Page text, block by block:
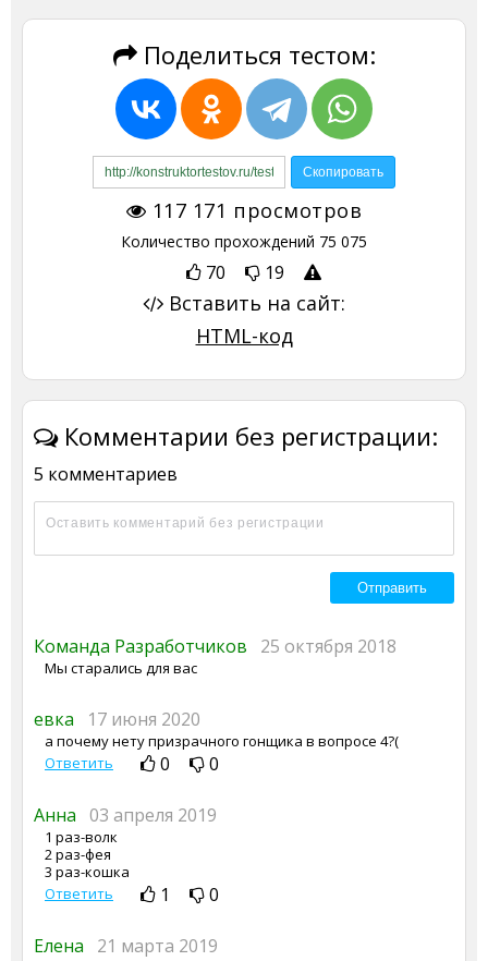
Поделиться тестом:
117 171 просмотров
Количество прохождений 75 075
70 19
Вставить на сайт:
HTML-код
Комментарии без регистрации:
5 комментариев
Команда Разработчиков 25 октября 2018
Мы старались для вас
евка 17 июня 2020
а почему нету призрачного гонщика в вопросе 4?(
Ответить
0 0
Анна 03 апреля 2019
1 раз-волк
2 раз-фея
3 раз-кошка
Ответить
1 0
Елена 21 марта 2019